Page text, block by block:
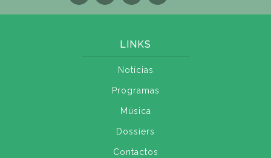
LINKS
Notícias
Programas
Música
Dossiers
Contactos